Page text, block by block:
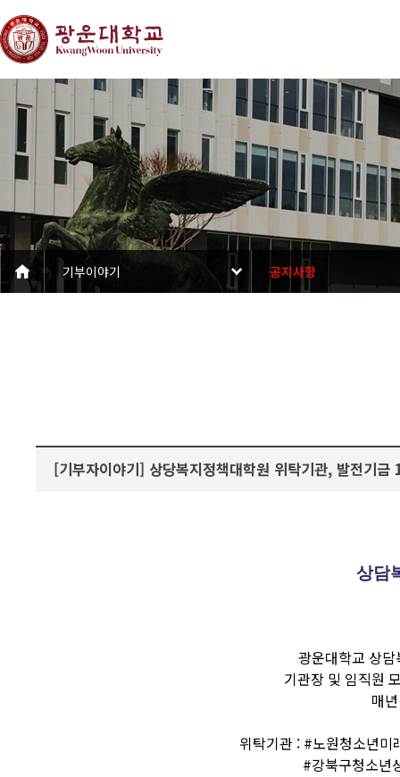
기부이야기 공지사항
[기부자이야기] 상당복지정책대학원 위탁기관, 발전기금
상담
광운대학교 상
기관장 및 임직원
매
위탁기관 : #노원청소년미
#강북구청소년상